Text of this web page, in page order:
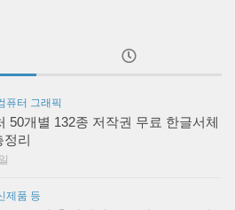
퓨터 그래픽
50개별 132종 저작권 무료 한글서체
리
제품 등